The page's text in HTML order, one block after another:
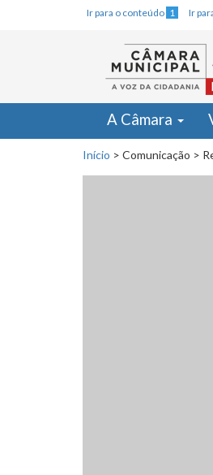
Ir para o conteúdo 1 Ir
A Câmara
Início > Comunicação >